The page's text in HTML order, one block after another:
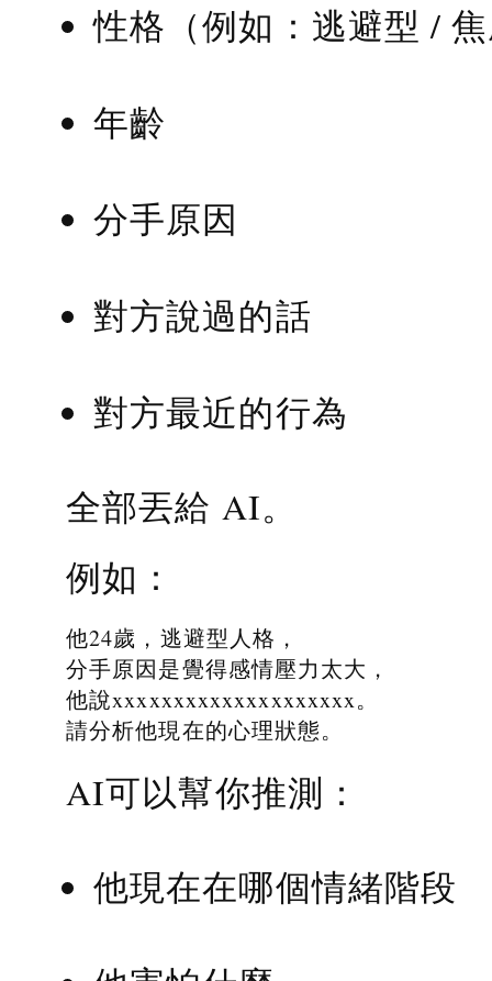
性格（例如：逃避型 /
年齡
分手原因
對方說過的話
對方最近的行為
全部丟給 AI。
例如：
他24歲，逃避型人格，
分手原因是覺得感情壓力太大，
他說xxxxxxxxxxxxxxxxxxxx。
請分析他現在的心理狀態。
AI可以幫你推測：
他現在在哪個情緒階段